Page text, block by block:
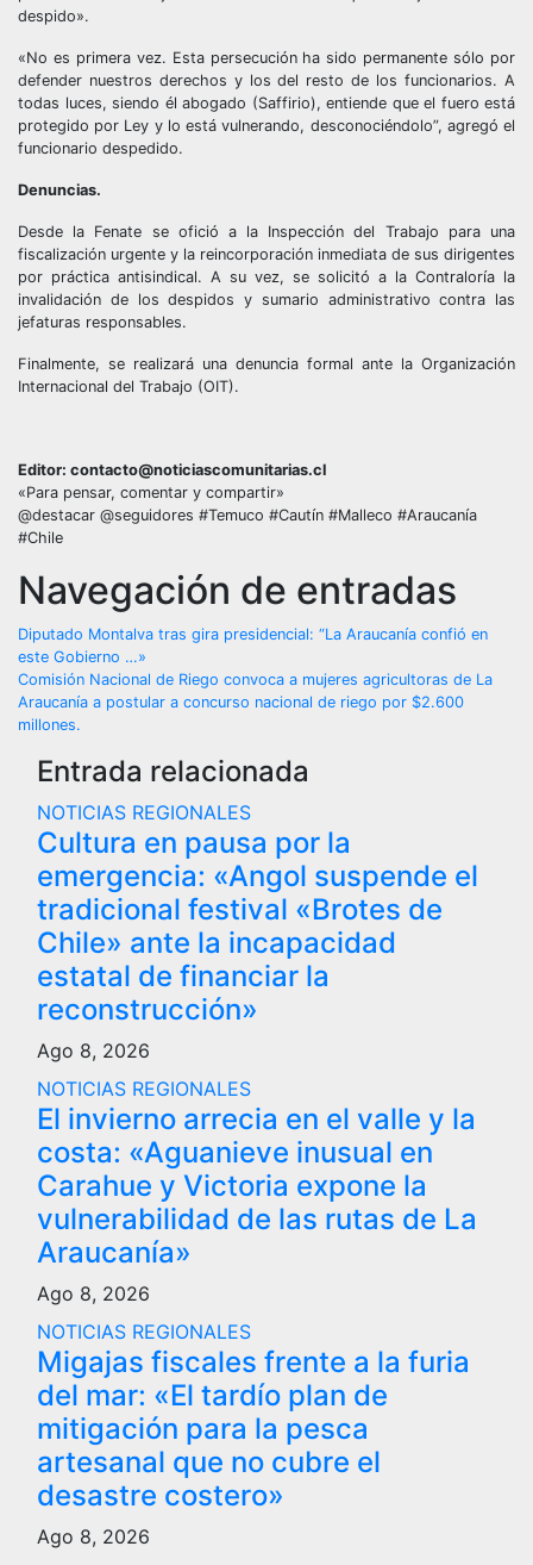
despido».
«No es primera vez. Esta persecución ha sido permanente sólo por
defender nuestros derechos y los del resto de los funcionarios. A
todas luces, siendo él abogado (Saffirio), entiende que el fuero está
protegido por Ley y lo está vulnerando, desconociéndolo”, agregó el
funcionario despedido.
Denuncias.
Desde la Fenate se ofició a la Inspección del Trabajo para una
fiscalización urgente y la reincorporación inmediata de sus dirigentes
por práctica antisindical. A su vez, se solicitó a la Contraloría la
invalidación de los despidos y sumario administrativo contra las
jefaturas responsables.
Finalmente, se realizará una denuncia formal ante la Organización
Internacional del Trabajo (OIT).
Editor: contacto@noticiascomunitarias.cl
«Para pensar, comentar y compartir»
@destacar @seguidores #Temuco #Cautín #Malleco #Araucanía
#Chile
Navegación de entradas
Diputado Montalva tras gira presidencial: “La Araucanía confió en
este Gobierno …»
Comisión Nacional de Riego convoca a mujeres agricultoras de La
Araucanía a postular a concurso nacional de riego por $2.600
millones.
Entrada relacionada
NOTICIAS REGIONALES
Cultura en pausa por la
emergencia: «Angol suspende el
tradicional festival «Brotes de
Chile» ante la incapacidad
estatal de financiar la
reconstrucción»
Ago 8, 2026
NOTICIAS REGIONALES
El invierno arrecia en el valle y la
costa: «Aguanieve inusual en
Carahue y Victoria expone la
vulnerabilidad de las rutas de La
Araucanía»
Ago 8, 2026
NOTICIAS REGIONALES
Migajas fiscales frente a la furia
del mar: «El tardío plan de
mitigación para la pesca
artesanal que no cubre el
desastre costero»
Ago 8, 2026